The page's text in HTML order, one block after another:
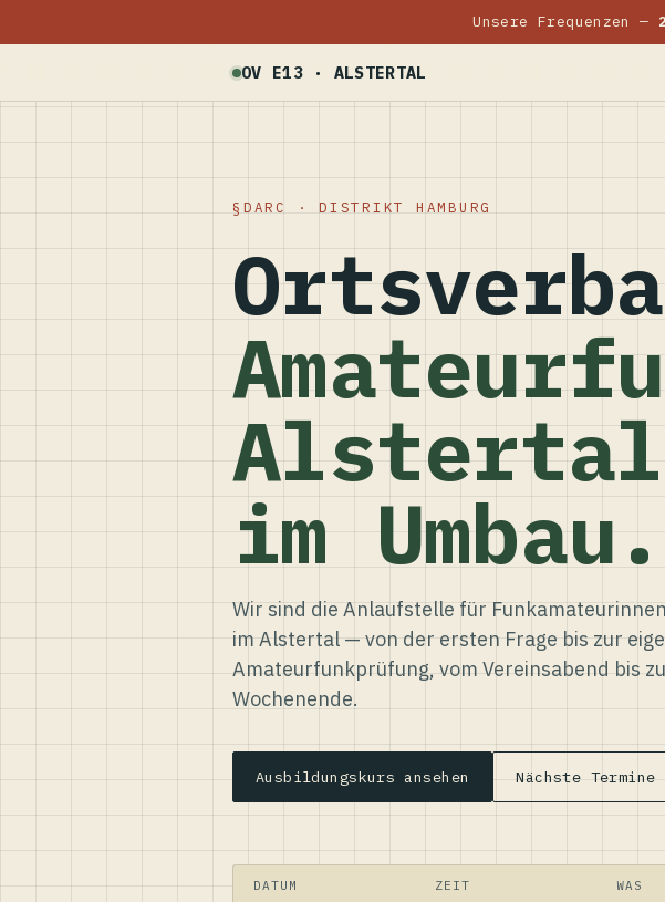
Unsere Frequenzen —
OV E13 · ALSTERTAL
DARC · DISTRIKT HAMBURG
im Umbau.
Wir sind die Anlaufstelle für
im Alstertal — von der ersten Frage bis zur
Amateurfunkprüfung, vom Vereinsabend bis
Wochenende.
Ausbildungskurs ansehen Nächste Termine
DATUM ZEIT WAS